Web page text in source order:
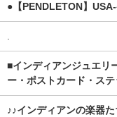
●【PENDLETON】
.
■インディアンジュエリ
ー・ポストカード・ス
♪♪インディアンの楽器